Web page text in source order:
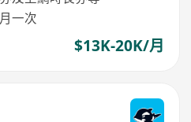
一次
$13K-20K/月